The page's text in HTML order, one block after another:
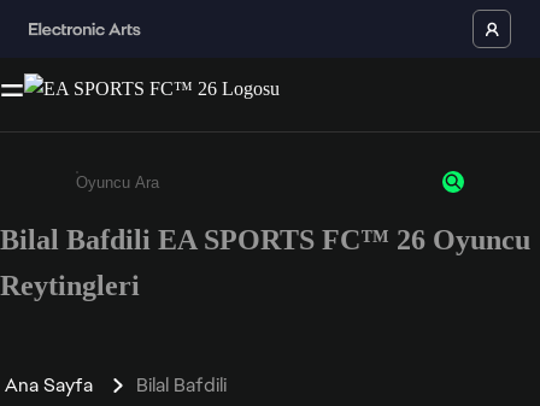
Enter a minimum of 3 characters or numbers
Bilal Bafdili EA SPORTS FC™ 26 Oyuncu
Reytingleri
Ana Sayfa Bilal Bafdili